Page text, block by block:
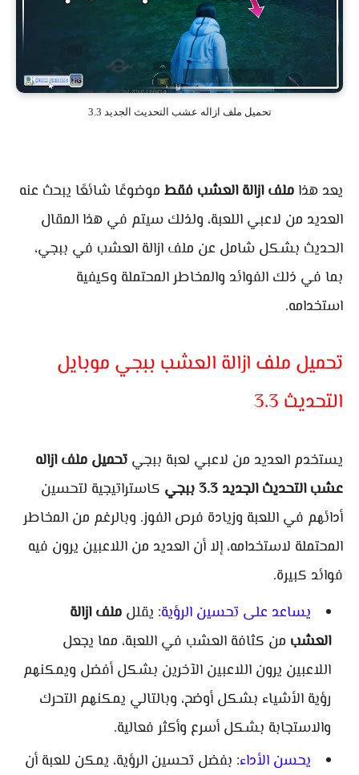
تحميل ملف ازاله عشب التحديث الجديد 3.3
يعد هذا ملف ازالة العشب فقط موضوعًا شائعًا يبحث عنه
العديد من لاعبي اللعبة، ولذلك سيتم في هذا المقال
الحديث بشكل شامل عن ملف ازالة العشب في ببجي،
بما في ذلك الفوائد والمخاطر المحتملة وكيفية
استخدامه.
تحميل ملف ازالة العشب ببجي موبايل
التحديث 3.3
يستخدم العديد من لاعبي لعبة ببجي تحميل ملف ازاله
عشب التحديث الجديد 3.3 ببجي
كاستراتيجية لتحسين
أدائهم في اللعبة وزيادة فرص الفوز. وبالرغم من المخاطر
المحتملة لاستخدامه، إلا أن العديد من اللاعبين يرون فيه
فوائد كبيرة.
يساعد على تحسين الرؤية: يقلل ملف ازالة
العشب من كثافة العشب في اللعبة، مما يجعل
اللاعبين يرون اللاعبين الآخرين بشكل أفضل ويمكنهم
رؤية الأشياء بشكل أوضح، وبالتالي يمكنهم التحرك
والاستجابة بشكل أسرع وأكثر فعالية.
يحسن الأداء: بفضل تحسين الرؤية، يمكن للعبة أن